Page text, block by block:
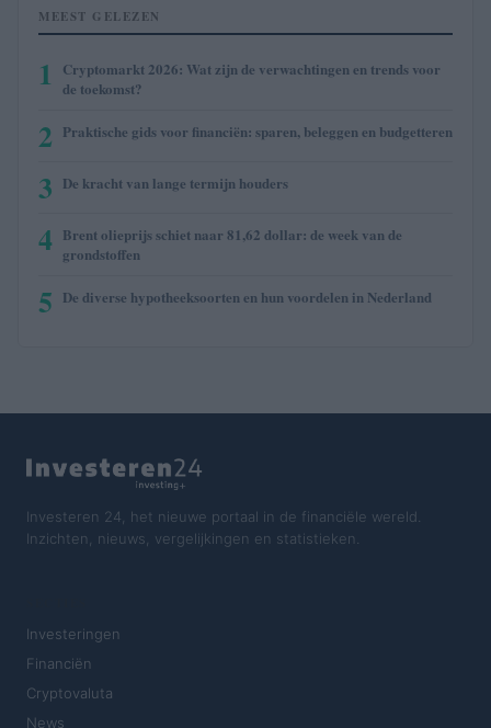
MEEST GELEZEN
1
Cryptomarkt 2026: Wat zijn de verwachtingen en trends voor
de toekomst?
2 Praktische gids voor financiën: sparen, beleggen en budgetteren
3 De kracht van lange termijn houders
4 Brent olieprijs schiet naar 81,62 dollar: de week van de
grondstoffen
5 De diverse hypotheeksoorten en hun voordelen in Nederland
Investeren 24, het nieuwe portaal in de financiële wereld.
Inzichten, nieuws, vergelijkingen en statistieken.
Investeringen
Financiën
Cryptovaluta
News